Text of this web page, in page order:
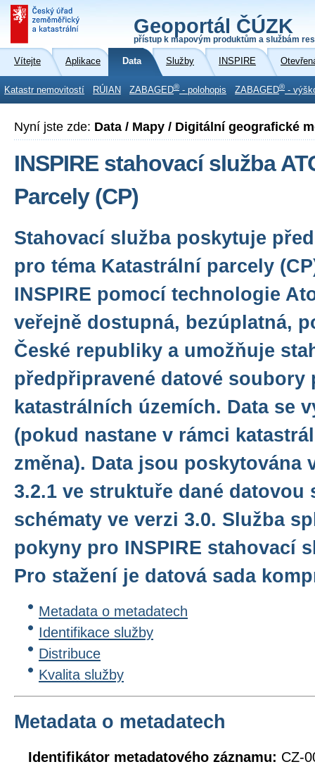
Geoportál ČÚZK
přístup k mapovým produktům a službám
Vítejte Aplikace Data Služby INSPIRE
Katastr nemovitostí RÚIAN ZABAGED® - polohopis ZABAGED® -
Nyní jste zde: Data / Mapy / Digitální geografické
INSPIRE stahovací služba
Parcely (CP)
Stahovací služba poskytuje
pro téma Katastrální parcely
INSPIRE pomocí technologie
veřejně dostupná, bezúplatná,
České republiky a umožňuje
předpřipravené datové soubory
katastrálních územích. Data se
(pokud nastane v rámci
změna). Data jsou poskytována
3.2.1 ve struktuře dané datovou
schématy ve verzi 3.0. Služba
pokyny pro INSPIRE stahovací
Pro stažení je datová sada
Metadata o metadatech
Identifikace služby
Distribuce
Kvalita služby
Metadata o metadatech
Identifikátor metadatového záznamu: CZ-